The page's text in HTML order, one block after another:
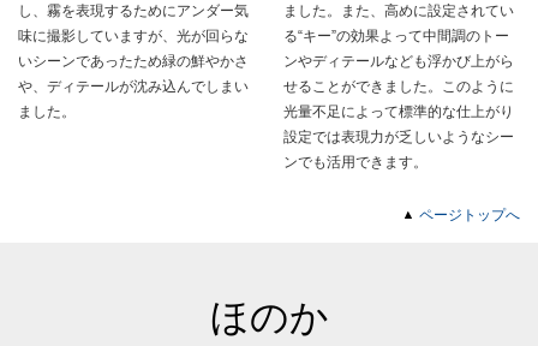
し、霧を表現するためにアンダー気
味に撮影していますが、光が回らな
いシーンであったため緑の鮮やかさ
や、ディテールが沈み込んでしまい
ました。
ました。また、高めに設定されてい
る“キー”の効果よって中間調のトー
ンやディテールなども浮かび上がら
せることができました。このように
光量不足によって標準的な仕上がり
設定では表現力が乏しいようなシー
ンでも活用できます。
ページトップへ
ほのか